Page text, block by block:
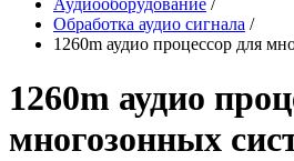
Аудиооборудование /
Обработка аудио сигнала /
1260m аудио процессор для
1260m аудио
многозонных